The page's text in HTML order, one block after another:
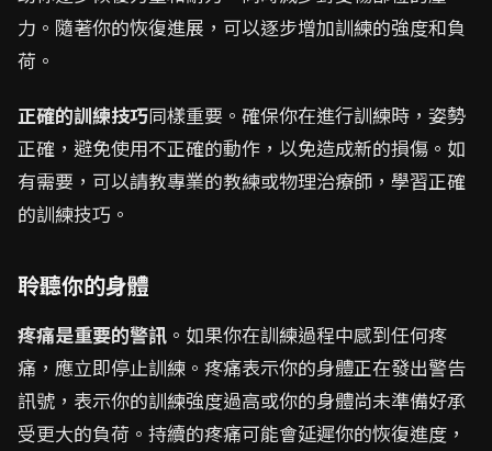
力。隨著你的恢復進展，可以逐步增加訓練的強度和負
荷。
正確的訓練技巧同樣重要。確保你在進行訓練時，姿勢
正確，避免使用不正確的動作，以免造成新的損傷。如
有需要，可以請教專業的教練或物理治療師，學習正確
的訓練技巧。
聆聽你的身體
疼痛是重要的警訊 。如果你在訓練過程中感到任何疼
痛，應立即停止訓練。疼痛表示你的身體正在發出警告
訊號，表示你的訓練強度過高或你的身體尚未準備好承
受更大的負荷。持續的疼痛可能會延遲你的恢復進度，